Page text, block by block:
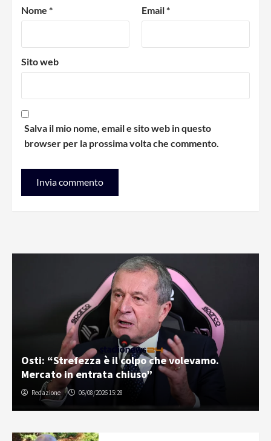
Nome * Email*
Sito web
Salva il mio nome, email e sito web in questo
browser per la prossima volta che commento.
Osti: “Strefezza è il colpo che volevamo.
Mercato in entrata chiuso”
Redazione 06/08/2026 15:28